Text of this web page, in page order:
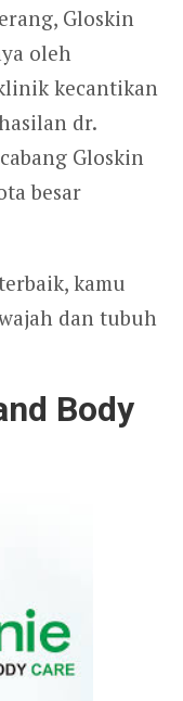
Gloskin
oleh
kecantikan
dr.
Gloskin
besar
kamu
dan tubuh
Body